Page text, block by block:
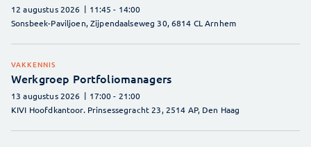
12 augustus 2026 11:45 - 14:00
Sonsbeek-Paviljoen, Zijpendaalseweg 30, 6814 CL Arnhem
VAKKENNIS
Werkgroep Portfoliomanagers
13 augustus 2026 17:00- 21:00
KIVI Hoofdkantoor. Prinsessegracht 23, 2514 AP, Den Haag